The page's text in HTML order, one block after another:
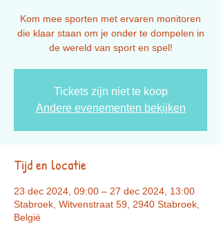
Kom mee sporten met ervaren monitoren
die klaar staan om je onder te dompelen in
de wereld van sport en spel!
Tickets zijn niet te koop
Andere evenementen bekijken
Tijd en locatie
23 dec 2024, 09:00 – 27 dec 2024, 13:00
Stabroek, Witvenstraat 59, 2940 Stabroek,
België